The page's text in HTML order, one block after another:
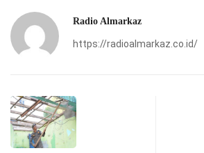
Radio Almarkaz
https://radioalmarkaz.co.id/